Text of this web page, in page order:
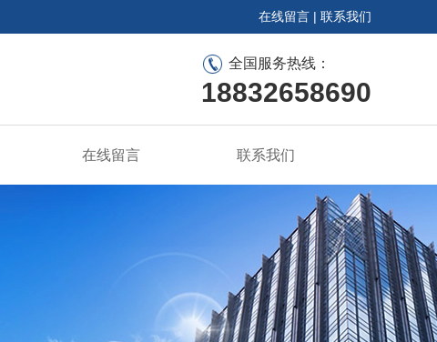
在线留言 | 联系我们
全国服务热线：
18832658690
在线留言 联系我们